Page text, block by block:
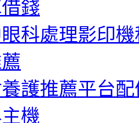
錢
科處理影印
護推薦平台
機